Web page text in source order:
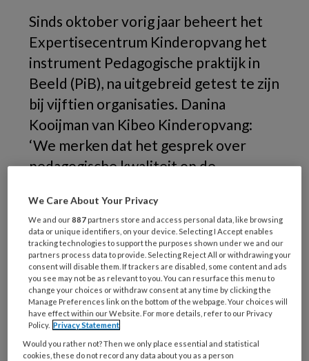
Sinds oktober vorig jaar beheert het
Expertisecentrum Kinderopvang het
instrument Pedagogische praktijk in
Beeld (PiB), na uitgebreid getest te zijn
bij vijftien organisaties. Danina
Kooijman van Kibeo Kinderopvang:
‘We merken dat het gesprek over
pedagogische kwaliteit op de
gevoerd.’
Het
REGISTREREN
Wil je dit artikel lezen?
We Care About Your Privacy
We and our887 partners store and access personal data, like browsing
data or unique identifiers, on your device. Selecting I Accept enables
tracking technologies to support the purposes shown under we and our
partners process data to provide. Selecting Reject All or withdrawing your
consent will disable them. If trackers are disabled, some content and ads
you see may not be as relevant to you. You can resurface this menu to
change your choices or withdraw consent at any time by clicking the
Manage Preferences link on the bottom of the webpage. Your choices will
have effect within our Website. For more details, refer to our Privacy
Policy. Privacy Statement
Would you rather not? Then we only place essential and statistical
cookies, these do not record any data about you as a person